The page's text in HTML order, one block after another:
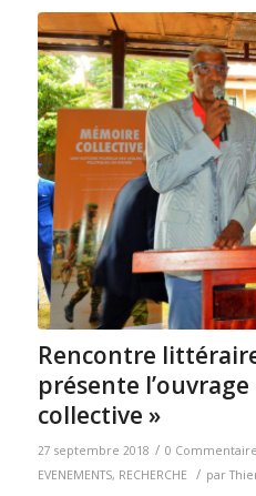
Rencontre littéraire
présente
collective »
27 septembre 2018 / 0
EVENEMENTS, RECHERCHE / par